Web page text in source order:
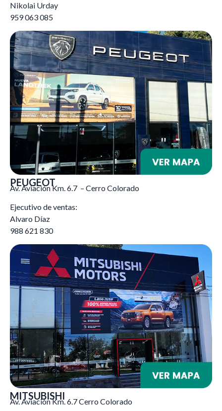
Nikolai Urday
959 063 085
PEUGEOT
Av. Aviación Km. 6.7 – Cerro Colorado
Ejecutivo de ventas:
Alvaro Díaz
988 621 830
MITSUBISHI
Av. Aviación Km. 6.7 Cerro Colorado